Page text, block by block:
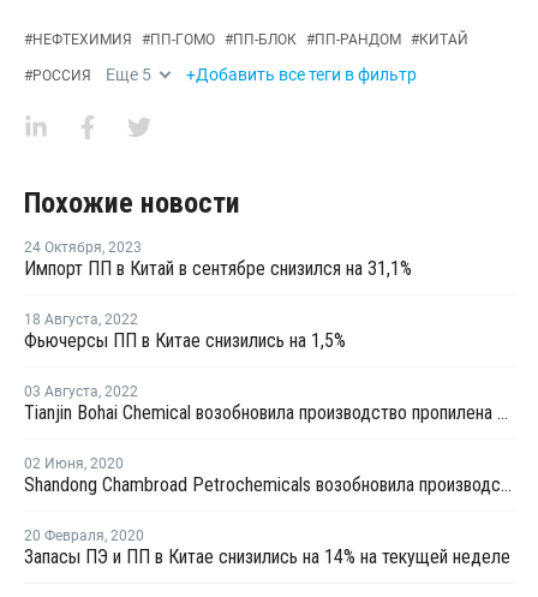
#НЕФТЕХИМИЯ #ПП-ГОМО #ПП-БЛОК #ПП-РАНДОМ #КИТАЙ
#РОССИЯ Еще 5 +Добавить все теги в фильтр
Похожие новости
24 Октября, 2023
Импорт ПП в Китай в сентябре снизился на 31,1%
18 Августа, 2022
Фьючерсы ПП в Китае снизились на 1,5%
03 Августа, 2022
Tianjin Bohai Chemical возобновила производство пропилена на установке дегидрирования пропана в Таньзине
02 Июня, 2020
Shandong Chambroad Petrochemicals возобновила производство пропилена в Биньчжоу
20 Февраля, 2020
Запасы ПЭ и ПП в Китае снизились на 14% на текущей неделе